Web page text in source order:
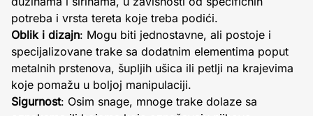
potreba i vrsta tereta koje treba podići.
Oblik i dizajn: Mogu biti jednostavne, ali postoje i
specijalizovane trake sa dodatnim elementima poput
metalnih prstenova, šupljih ušica ili petlji na krajevima
koje pomažu u boljoj manipulaciji.
Sigurnost: Osim snage, mnoge trake dolaze sa